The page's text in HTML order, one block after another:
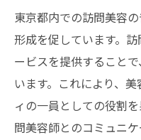
東京都内での訪問美容
形成を促しています。
ービスを提供すること
います。これにより、
ィの一員としての役割
問美容師とのコミュニ